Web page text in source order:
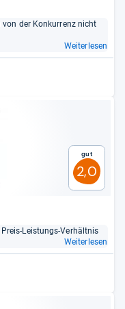
der Kon­kur­renz nicht
Weiterlesen
Gut
2,0
​Leis­tungs-​Ver­hält­nis
Weiterlesen